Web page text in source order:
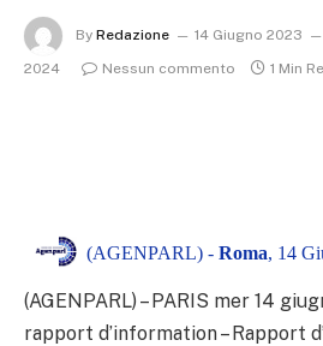
By Redazione 14 Giugno 2023
2024
Nessun commento 1 Min
(AGENPARL) - Roma, 14
(AGENPARL) – PARIS mer 14
rapport d’information – Rapport